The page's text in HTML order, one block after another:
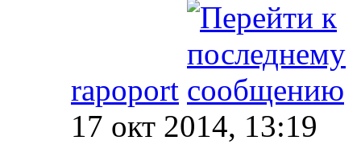
rapoport
17 окт 2014, 13:19